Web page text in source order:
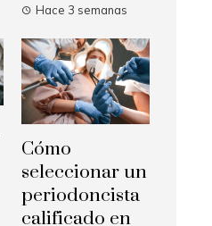
Hace 3 semanas
Cómo
seleccionar un
periodoncista
calificado en